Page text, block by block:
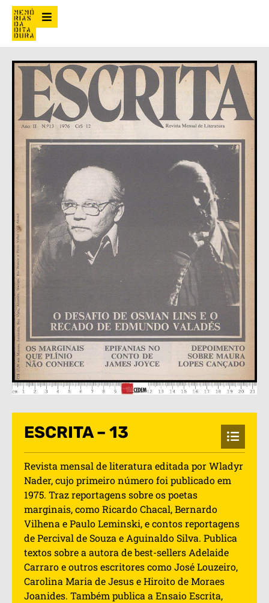
ESCRITA – 13
Revista mensal de literatura editada por Wladyr
Nader, cujo primeiro número foi publicado em
1975. Traz reportagens sobre os poetas
marginais, como Ricardo Chacal, Bernardo
Vilhena e Paulo Leminski, e contos reportagens
de Percival de Souza e Aguinaldo Silva. Publica
textos sobre a autora de best-sellers Adelaide
Carraro e outros escritores como José Louzeiro,
Carolina Maria de Jesus e Hiroito de Moraes
Joanides. Também publica a Ensaio Escrita,